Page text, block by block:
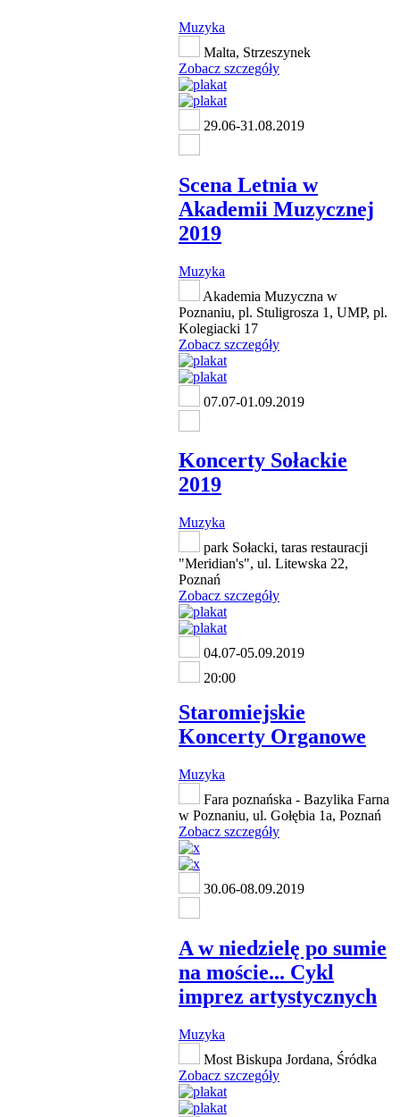
Muzyka
Malta, Strzeszynek
Zobacz szczegóły
29.06-31.08.2019
Scena Letnia w
Akademii Muzycznej
2019
Muzyka
Akademia Muzyczna w
Poznaniu, pl. Stuligrosza 1, UMP, pl.
Kolegiacki 17
Zobacz szczegóły
07.07-01.09.2019
Koncerty Sołackie
2019
Muzyka
park Sołacki, taras restauracji
"Meridian's", ul. Litewska 22,
Poznań
Zobacz szczegóły
04.07-05.09.2019
20:00
Staromiejskie
Koncerty Organowe
Muzyka
Fara poznańska - Bazylika Farna
w Poznaniu, ul. Gołębia 1a, Poznań
Zobacz szczegóły
30.06-08.09.2019
A w niedzielę po sumie
na moście... Cykl
imprez artystycznych
Muzyka
Most Biskupa Jordana, Śródka
Zobacz szczegóły